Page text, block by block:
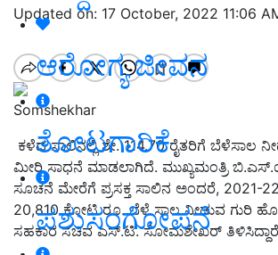
ಆರೋಗ್ಯ ಜೀವನ
ತೋಟಗಾರಿಕೆ
ಪಶುಸಂಗೋಪನೆ
Updated on: 17 October, 2022 11:06
Somshekhar
ಕಳೆದ ಸಾಲಿನಲ್ಲಿ ಶೇ. 114.70 ರೈತರಿಗೆ ಬೆಳೆಸಾಲ
ಮೀರಿ ಸಾಧನೆ ಮಾಡಲಾಗಿದೆ. ಮುಖ್ಯಮಂತ್ರಿ
ಸೂಚನೆ ಮೇರೆಗೆ ಪ್ರಸಕ್ತ ಸಾಲಿನ ಅಂದರೆ, 2021-
20,810 ಕೋಟಿ ರೂ. ಬೆಳೆ ಸಾಲ ನೀಡುವ ಗುರಿ
ಸಹಕಾರ ಸಚಿವ ಎಸ್.ಟಿ. ಸೋಮಶೇಖರ್